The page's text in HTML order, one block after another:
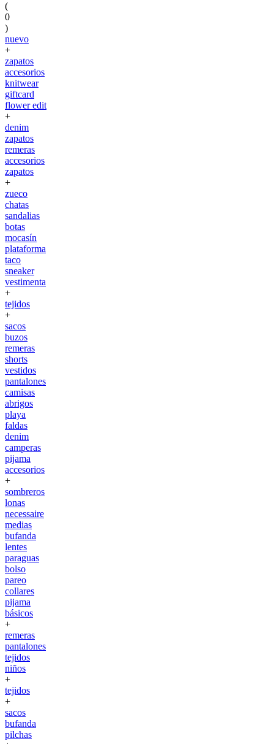
(
0
)
nuevo
+
zapatos
accesorios
knitwear
giftcard
flower edit
+
denim
zapatos
remeras
accesorios
zapatos
+
zueco
chatas
sandalias
botas
mocasín
plataforma
taco
sneaker
vestimenta
+
tejidos
+
sacos
buzos
remeras
shorts
vestidos
pantalones
camisas
abrigos
playa
faldas
denim
camperas
pijama
accesorios
+
sombreros
lonas
necessaire
medias
bufanda
lentes
paraguas
bolso
pareo
collares
pijama
básicos
+
remeras
pantalones
tejidos
niños
+
tejidos
+
sacos
bufanda
pilchas